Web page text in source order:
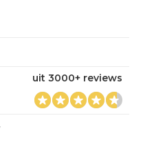
uit 3000+ reviews